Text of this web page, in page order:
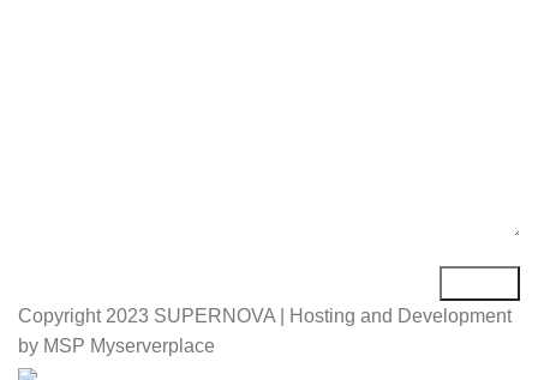
Copyright 2023 SUPERNOVA | Hosting and Development
by MSP Myserverplace